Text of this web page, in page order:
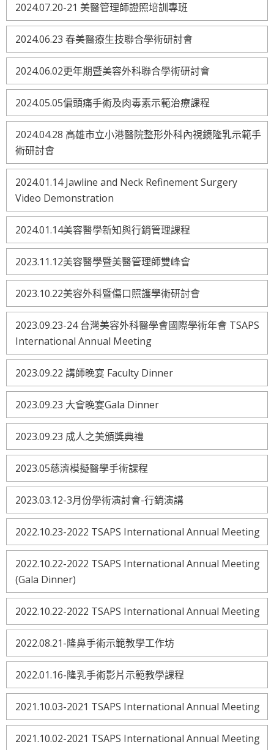
2024.07.20-21 美醫管理師證照培訓專班
2024.06.23 春美醫療生技聯合學術研討會
2024.06.02更年期暨美容外科聯合學術研討會
2024.05.05偏頭痛手術及肉毒素示範治療課程
2024.04.28 高雄市立小港醫院整形外科內視鏡隆乳示範手
術研討會
2024.01.14 Jawline and Neck Refinement Surgery
Video Demonstration
2024.01.14美容醫學新知與行銷管理課程
2023.11.12美容醫學暨美醫管理師雙峰會
2023.10.22美容外科暨傷口照護學術研討會
2023.09.23-24 台灣美容外科醫學會國際學術年會 TSAPS
International Annual Meeting
2023.09.22 講師晚宴 Faculty Dinner
2023.09.23 大會晚宴Gala Dinner
2023.09.23 成人之美頒獎典禮
2023.05慈濟模擬醫學手術課程
2023.03.12-3月份學術演討會-行銷演講
2022.10.23-2022 TSAPS International Annual Meeting
2022.10.22-2022 TSAPS International Annual Meeting
(Gala Dinner)
2022.10.22-2022 TSAPS International Annual Meeting
2022.08.21-隆鼻手術示範教學工作坊
2022.01.16-隆乳手術影片示範教學課程
2021.10.03-2021 TSAPS International Annual Meeting
2021.10.02-2021 TSAPS International Annual Meeting